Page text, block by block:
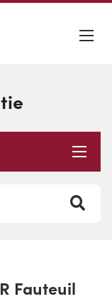
Fauteuil